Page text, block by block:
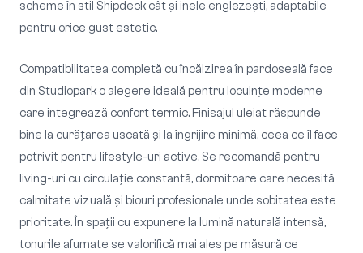
scheme în stil Shipdeck cât și inele englezești, adaptabile
pentru orice gust estetic.
Compatibilitatea completă cu încălzirea în pardoseală face
din Studiopark o alegere ideală pentru locuințe moderne
care integrează confort termic. Finisajul uleiat răspunde
bine la curățarea uscată și la îngrijire minimă, ceea ce îl face
potrivit pentru lifestyle-uri active. Se recomandă pentru
living-uri cu circulație constantă, dormitoare care necesită
calmitate vizuală și biouri profesionale unde sobitatea este
prioritate. În spații cu expunere la lumină naturală intensă,
tonurile afumate se valorifică mai ales pe măsură ce